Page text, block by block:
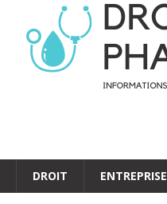
DROIT ENTREPRISE